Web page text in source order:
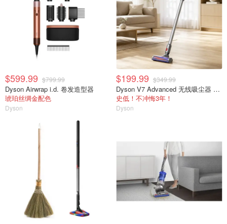
$599.99 $799.99
Dyson Airwrap i.d. 卷发造型器
琥珀丝绸金配色
Dyson
$199.99 $349.99
Dyson V7 Advanced 无线吸尘器 银色
史低！不冲悔3年！
Dyson